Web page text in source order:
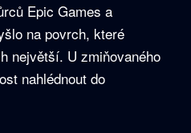
Epic Games a
na povrch, které
největší. U zmiňovaného
nahlédnout do